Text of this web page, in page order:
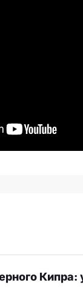
Кипра: